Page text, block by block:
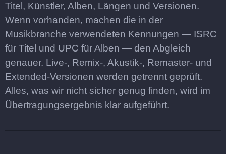
Titel, Künstler, Alben, Längen und Versionen.
Wenn vorhanden, machen die in der
Musikbranche verwendeten Kennungen — ISRC
für Titel und UPC für Alben — den Abgleich
genauer. Live-, Remix-, Akustik-, Remaster- und
Extended-Versionen werden getrennt geprüft.
Alles, was wir nicht sicher genug finden, wird im
Übertragungsergebnis klar aufgeführt.